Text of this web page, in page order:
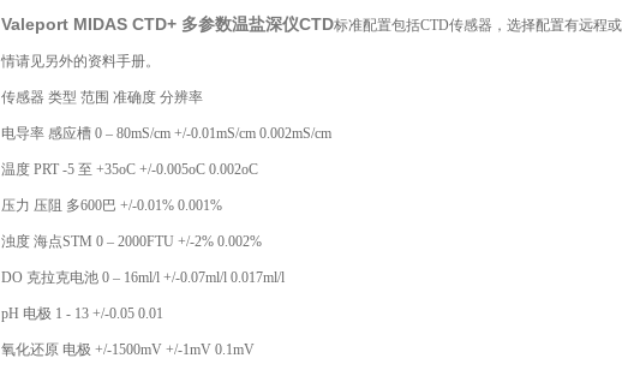
Valeport MIDAS CTD+ 多参数温盐深仪CTD标准配置包括CTD传感器，选择配置有远程
情请见另外的资料手册。
传感器 类型 范围 准确度 分辨率
电导率 感应槽 0 – 80mS/cm +/-0.01mS/cm 0.002mS/cm
温度 PRT -5 至 +35oC +/-0.005oC 0.002oC
压力 压阻 多600巴 +/-0.01% 0.001%
浊度 海点STM 0 – 2000FTU +/-2% 0.002%
DO 克拉克电池 0 – 16ml/l +/-0.07ml/l 0.017ml/l
pH 电极 1 - 13 +/-0.05 0.01
氧化还原 电极 +/-1500mV +/-1mV 0.1mV